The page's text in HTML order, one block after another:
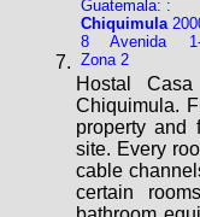
Guatemala: :
Chiquimula
8 Avenida 1-
Zona 2
Hostal
Chiquimula.
property and
site. Every
cable
certain